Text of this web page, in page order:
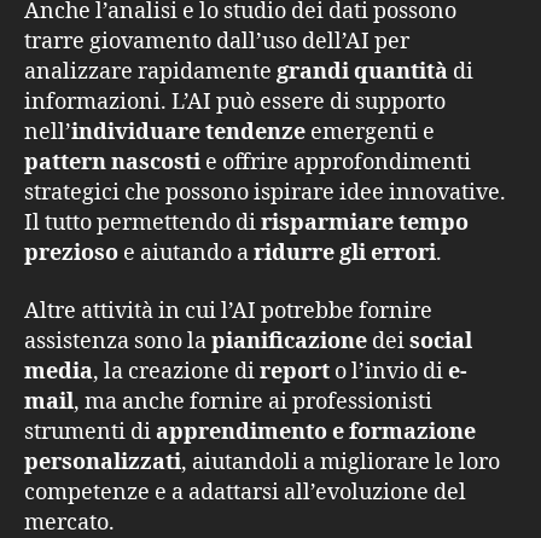
Anche l’analisi e lo studio dei dati possono
trarre giovamento dall’uso dell’AI per
analizzare rapidamente grandi quantità di
informazioni. L’AI può essere di supporto
nell’individuare tendenze emergenti e
pattern nascosti e offrire approfondimenti
strategici che possono ispirare idee innovative.
Il tutto permettendo dirisparmiare tempo
prezioso e aiutando aridurre gli errori.
Altre attività in cui l’AI potrebbe fornire
assistenza sono lapianificazione deisocial
media, la creazione direport o l’invio die-
mail, ma anche fornire ai professionisti
strumenti diapprendimento e formazione
personalizzati, aiutandoli a migliorare le loro
competenze e a adattarsi all’evoluzione del
mercato.